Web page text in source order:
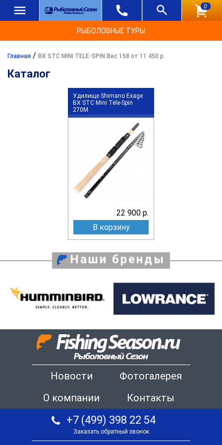
0
РЫБОЛОВНЫЕ ТУРЫ
Главная / BX STC MINI TELE-SPIN Вес 158 от 11 450 р.
Каталог
Удилище Shimano Exage
BX STC Mini Tele-Spin
270M
22 900 р.
В корзину
Наши бренды
Новости
Фотогалерея
О компании
Контакты
+7 (499) 398 22 54
Заказать обратный звонок